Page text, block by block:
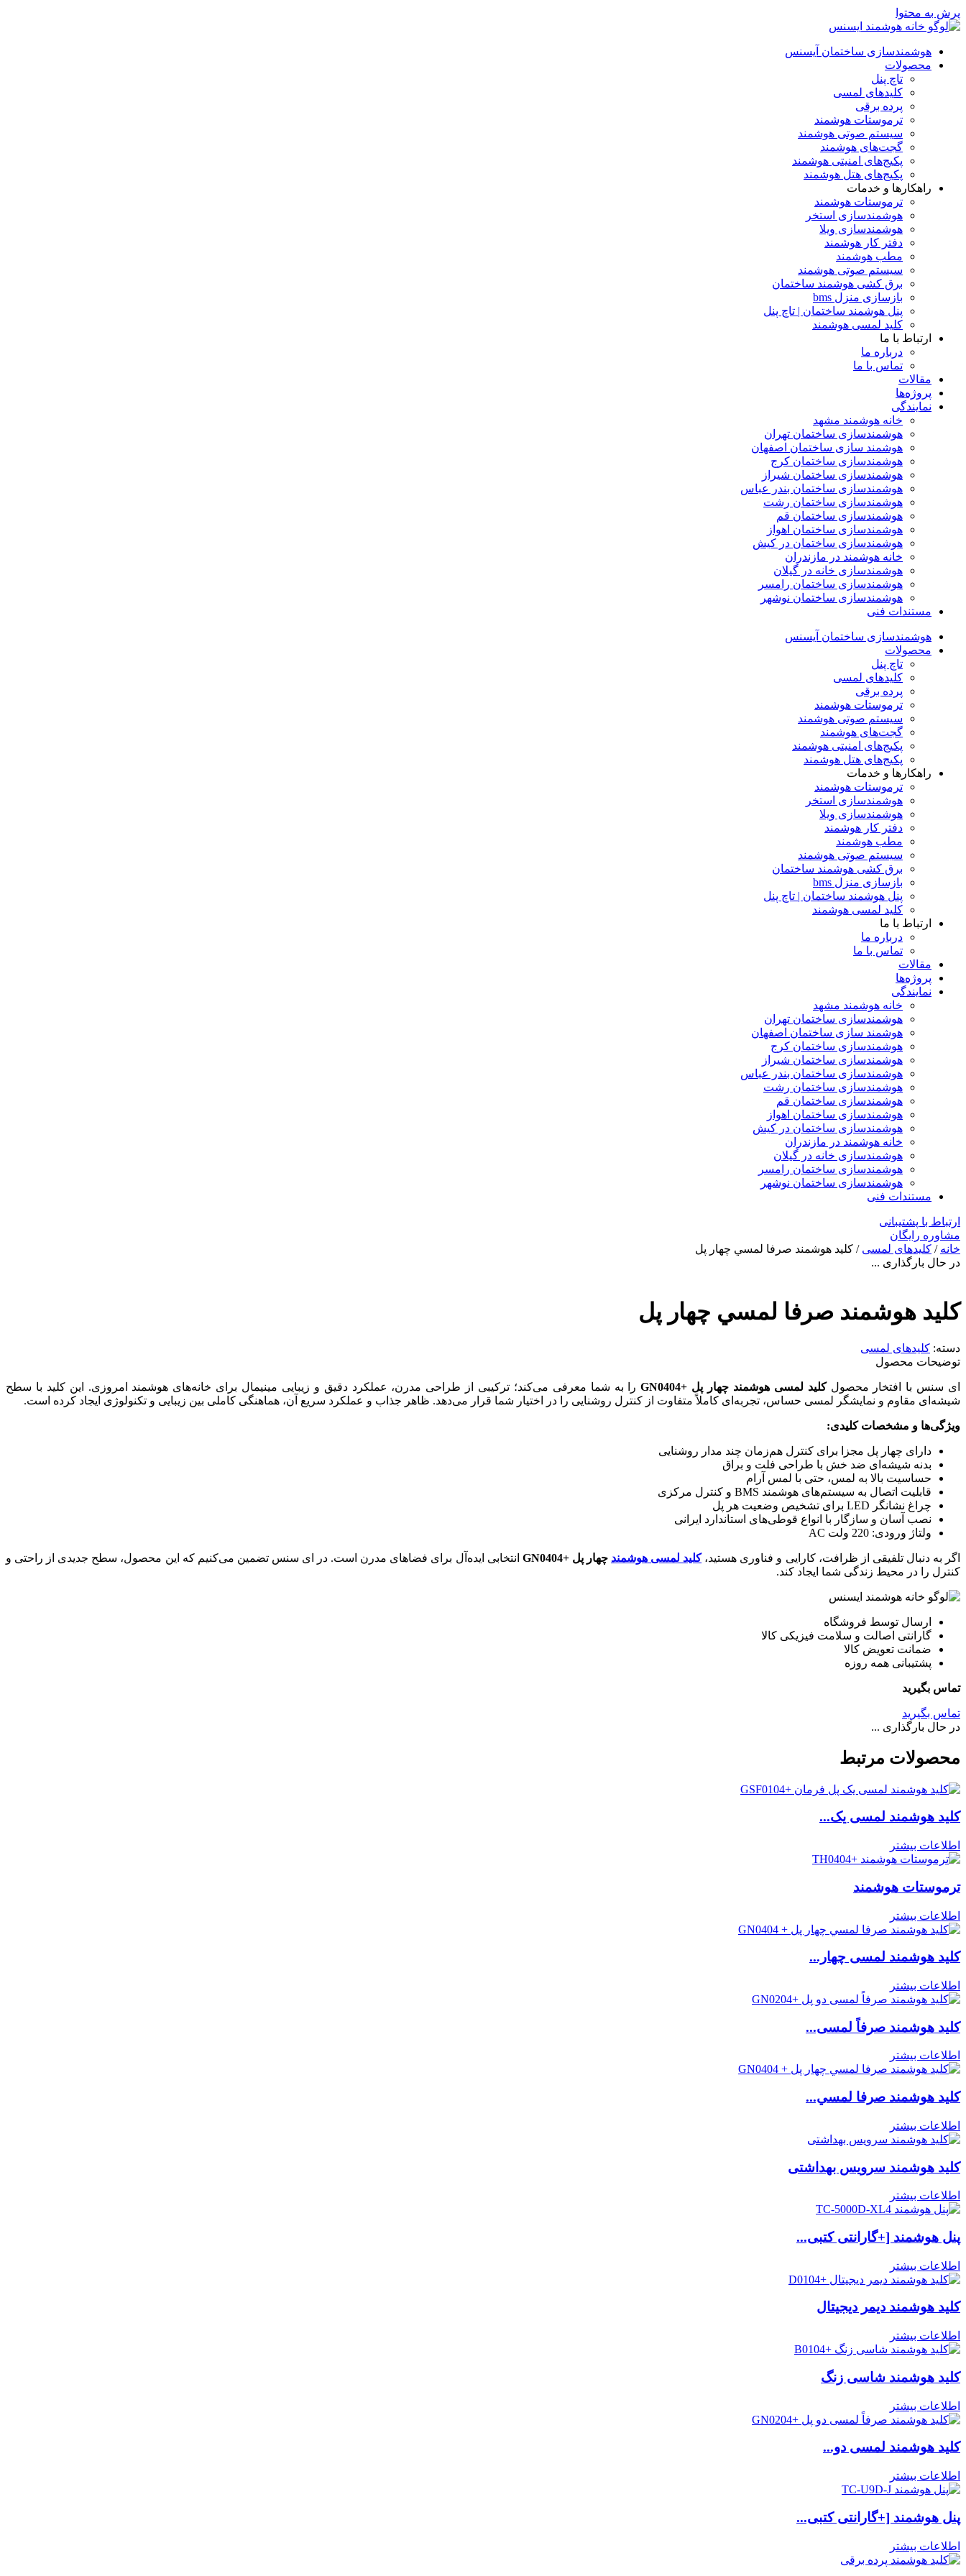
پرش به محتوا
هوشمندسازی ساختمان آیسنس
محصولات
تاچ پنل
کلیدهای لمسی
پرده برقی
ترموستات هوشمند
سیستم صوتی هوشمند
گجت‌های هوشمند
پکیج‌های امنیتی هوشمند
پکیج‌های هتل هوشمند
راهکارها و خدمات
ترموستات هوشمند
هوشمندسازی استخر
هوشمندسازی ویلا
دفتر کار هوشمند
مطب هوشمند
سیستم صوتی هوشمند
برق کشی هوشمند ساختمان
بازسازی منزل bms
پنل هوشمند ساختمان | تاچ پنل
کلید لمسی هوشمند
ارتباط با ما
درباره ما
تماس با ما
مقالات
پروژه‌ها
نمایندگی
خانه هوشمند مشهد
هوشمندسازی ساختمان تهران
هوشمند سازی ساختمان اصفهان
هوشمندسازی ساختمان کرج
هوشمندسازی ساختمان شیراز
هوشمندسازی ساختمان بندر عباس
هوشمندسازی ساختمان رشت
هوشمندسازی ساختمان قم
هوشمندسازی ساختمان اهواز
هوشمندسازی ساختمان در کیش
خانه هوشمند در مازندران
هوشمندسازی خانه در گیلان
هوشمندسازی ساختمان رامسر
هوشمندسازی ساختمان نوشهر
مستندات فنی
هوشمندسازی ساختمان آیسنس
محصولات
تاچ پنل
کلیدهای لمسی
پرده برقی
ترموستات هوشمند
سیستم صوتی هوشمند
گجت‌های هوشمند
پکیج‌های امنیتی هوشمند
پکیج‌های هتل هوشمند
راهکارها و خدمات
ترموستات هوشمند
هوشمندسازی استخر
هوشمندسازی ویلا
دفتر کار هوشمند
مطب هوشمند
سیستم صوتی هوشمند
برق کشی هوشمند ساختمان
بازسازی منزل bms
پنل هوشمند ساختمان | تاچ پنل
کلید لمسی هوشمند
ارتباط با ما
درباره ما
تماس با ما
مقالات
پروژه‌ها
نمایندگی
خانه هوشمند مشهد
هوشمندسازی ساختمان تهران
هوشمند سازی ساختمان اصفهان
هوشمندسازی ساختمان کرج
هوشمندسازی ساختمان شیراز
هوشمندسازی ساختمان بندر عباس
هوشمندسازی ساختمان رشت
هوشمندسازی ساختمان قم
هوشمندسازی ساختمان اهواز
هوشمندسازی ساختمان در کیش
خانه هوشمند در مازندران
هوشمندسازی خانه در گیلان
هوشمندسازی ساختمان رامسر
هوشمندسازی ساختمان نوشهر
مستندات فنی
ارتباط با پشتیبانی
مشاوره رایگان
خانه / کلیدهای لمسی / كليد هوشمند صرفا لمسي چهار پل
در حال بارگذاری ...
كليد هوشمند صرفا لمسي چهار پل
دسته: کلیدهای لمسی
توضیحات محصول
ای سنس با افتخار محصولکلید لمسی هوشمند چهار پل +GN0404
را به شما معرفی می‌کند؛ ترکیبی از طراحی مدرن، عملکرد دقیق و زیبایی مینیمال برای خانه‌های هوشمند امروزی. این کلید با سطح
شیشه‌ای مقاوم و نمایشگر لمسی حساس، تجربه‌ای کاملاً متفاوت از کنترل روشنایی را در اختیار شما قرار می‌دهد. ظاهر جذاب و عملکرد سریع آن، هماهنگی کاملی بین زیبایی و تکنولوژی ایجاد کرده است.
ویژگی‌ها و مشخصات کلیدی:
دارای چهار پل مجزا برای کنترل هم‌زمان چند مدار روشنایی
بدنه شیشه‌ای ضد خش با طراحی فلت و براق
حساسیت بالا به لمس، حتی با لمس آرام
قابلیت اتصال به سیستم‌های هوشمند BMS و کنترل مرکزی
چراغ نشانگر LED برای تشخیص وضعیت هر پل
نصب آسان و سازگار با انواع قوطی‌های استاندارد ایرانی
ولتاژ ورودی: 220 ولت AC
اگر به دنبال تلفیقی از ظرافت، کارایی و فناوری هستید،کلید لمسی هوشمند چهار پل +GN0404
انتخابی ایده‌آل برای فضاهای مدرن است. در ای سنس تضمین می‌کنیم که این محصول، سطح جدیدی از راحتی و
کنترل را در محیط زندگی شما ایجاد کند.
ارسال توسط فروشگاه
گارانتی اصالت و سلامت فیزیکی کالا
ضمانت تعویض کالا
پشتیبانی همه روزه
تماس بگیرید
تماس بگیرید
در حال بارگذاری ...
محصولات مرتبط
کلید هوشمند لمسی یک...
اطلاعات بیشتر
ترموستات هوشمند
اطلاعات بیشتر
کلید هوشمند لمسی چهار...
اطلاعات بیشتر
کلید هوشمند صرفاً لمسی...
اطلاعات بیشتر
كليد هوشمند صرفا لمسي...
اطلاعات بیشتر
کلید هوشمند سرویس بهداشتی
اطلاعات بیشتر
پنل هوشمند [+گارانتی کتبی...
اطلاعات بیشتر
کلید هوشمند دیمر دیجیتال
اطلاعات بیشتر
کلید هوشمند شاسی زنگ
اطلاعات بیشتر
کلید هوشمند لمسی دو...
اطلاعات بیشتر
پنل هوشمند [+گارانتی کتبی...
اطلاعات بیشتر